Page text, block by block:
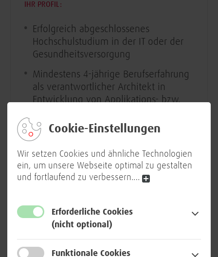
Cookie-Einstellungen
Wir setzen Cookies und ähnliche Technologien
ein, um unsere Webseite optimal zu gestalten
und fortlaufend zu verbessern.…
Erforderliche Cookies
(nicht optional)
Funktionale Cookies
IHR PROFIL:
​Erfolgreich abgeschlossenes
Hochschulstudium in der IT oder der
Gesundheitsversorgung
Mindestens 4-jährige Berufserfahrung
als verantwortlicher Architekt in
Entwicklung von Applikations- bzw.
Beherrschung von
werkzeugen
Starke Ergebnisorientierung und
strategisches Denken
Sehr gute Kommunikations- und
ausgeprägte Kundenorientierung